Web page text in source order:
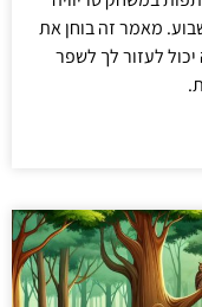
מאמר זה בוחן את
יכול לעזור לך לשפר